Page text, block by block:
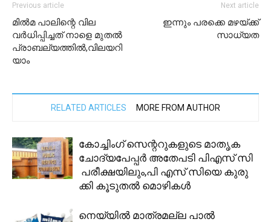
Previous article
മില്‍മ പാലിന്റെ വില
വര്‍ധിപ്പിച്ചത് നാളെ മുതല്‍
പ്രാബല്യത്തില്‍,വിലയറി
യാം
Next article
ഇന്നും പരക്കെ മഴയ്ക്ക്
സാധ്യത
RELATED ARTICLES MORE FROM AUTHOR
കോച്ചിംഗ് സെന്ററുകളുടെ മാതൃക
ചോദ്യപേപ്പർ അതേപടി പിഎസ് സി
പരീക്ഷയിലും,പി എസ് സിയെ കുരു
ക്കി കൂടുതൽ മൊഴികൾ
നെയ്യിൽ മാത്രമല്ല പാൽ